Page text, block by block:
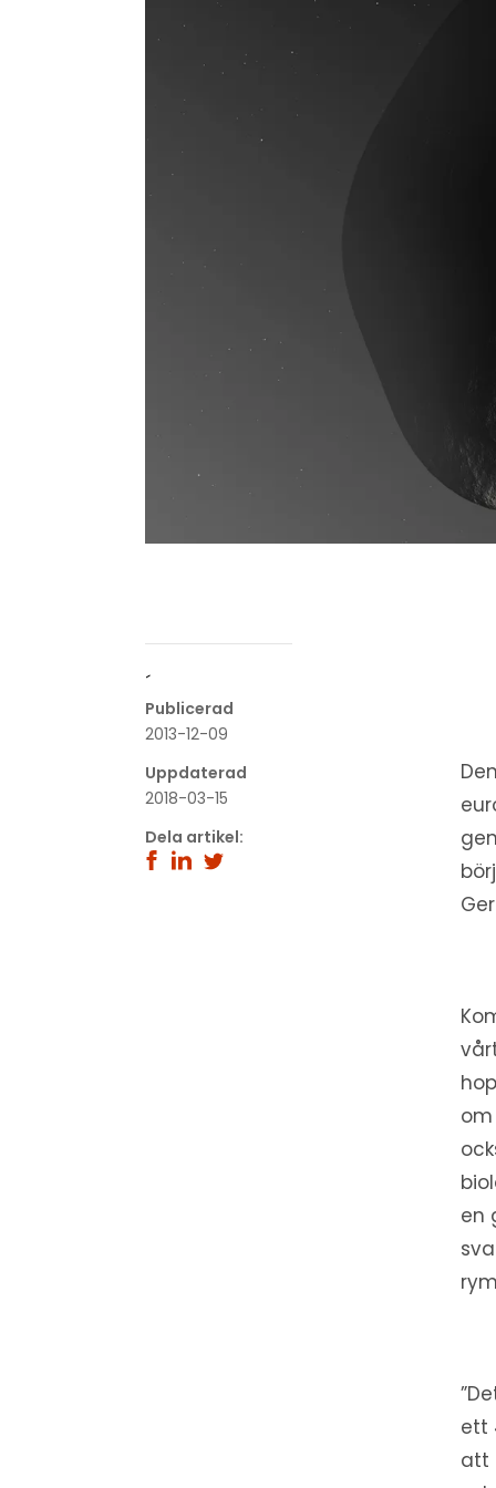
´
Publicerad
2013-12-09
Uppdaterad
2018-03-15
Dela artikel:
en
ett
att